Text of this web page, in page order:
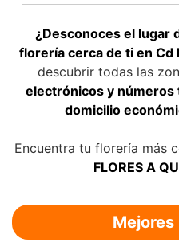
¿Desconoces el lugar
florería cerca de ti en Cd
descubrir todas las
electrónicos y
domicilio
Encuentra tu florería más
FLORES A
Mejores